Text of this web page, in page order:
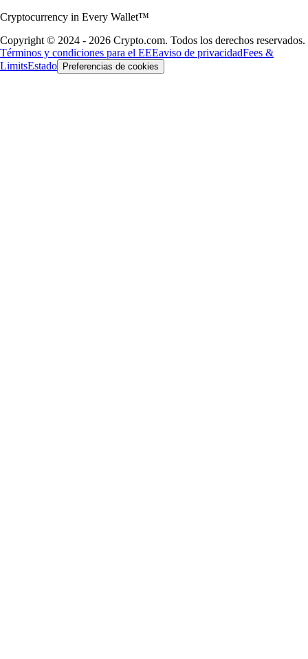
Cryptocurrency in Every Wallet™
Copyright © 2024 - 2026 Crypto.com. Todos los derechos reservados.
Términos y condiciones para el EEEaviso de privacidadFees &
LimitsEstado Preferencias de cookies